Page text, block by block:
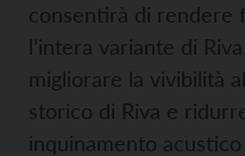
consentirà di rendere
l’intera variante di
migliorare la vivibilità
storico di Riva e
inquinamento